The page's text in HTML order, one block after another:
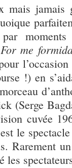
mais jamais
For me
!) en
(Serge
cuvée
le
Rarement
les